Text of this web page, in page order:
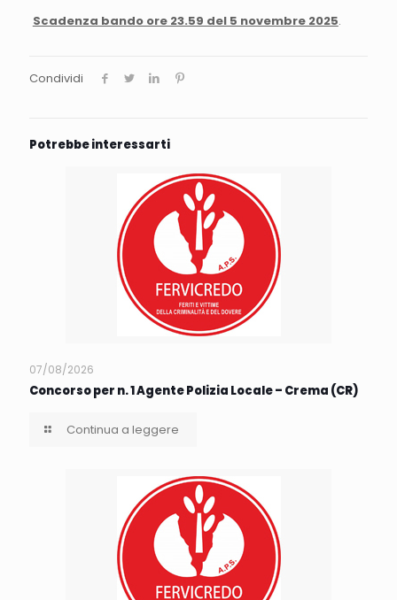
Scadenza bando ore 23.59 del 5 novembre 2025.
Condividi
Potrebbe interessarti
07/08/2026
Concorso per n. 1 Agente Polizia Locale – Crema (CR)
Continua a leggere